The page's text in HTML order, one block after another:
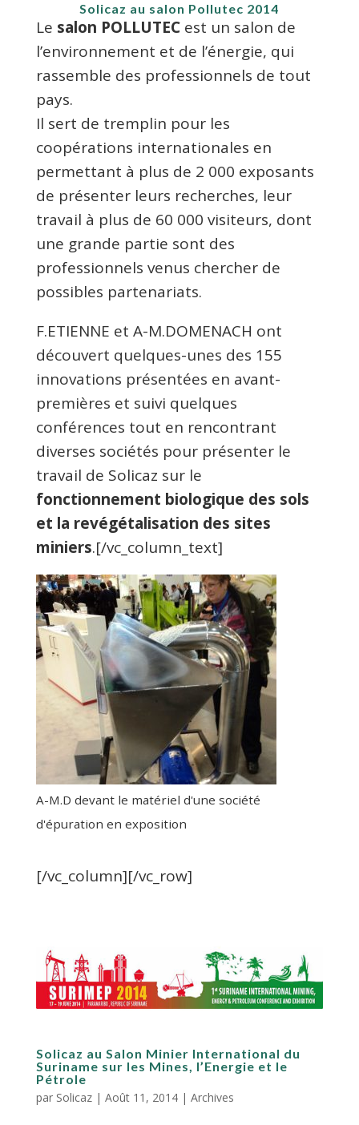
Solicaz au salon Pollutec 2014
Le salon POLLUTECest un salon de
l’environnement et de l’énergie, qui
rassemble des professionnels de tout
pays.
Il sert de tremplin pour les
coopérations internationales en
permettant à plus de 2 000 exposants
de présenter leurs recherches, leur
travail à plus de 60 000 visiteurs, dont
une grande partie sont des
professionnels venus chercher de
possibles partenariats.
F.ETIENNE et A-M.DOMENACH ont
découvert quelques-unes des 155
innovations présentées en avant-
premières et suivi quelques
conférences tout en rencontrant
diverses sociétés pour présenter le
travail de Solicaz sur le
fonctionnement biologique des sols
et la revégétalisation des sites
miniers.[/vc_column_text]
A-M.D devant le matériel d'une société
d'épuration en exposition
[/vc_column][/vc_row]
Solicaz au Salon Minier International du
Suriname sur les Mines, l’Energie et le
Pétrole
par Solicaz| Août 11, 2014| Archives